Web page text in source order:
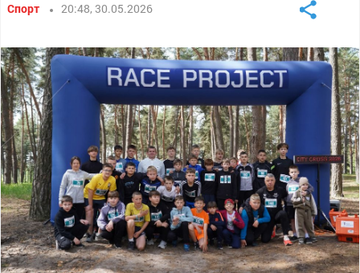
Спорт 20:48, 30.05.2026